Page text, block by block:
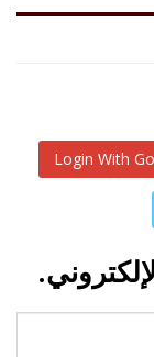
Login With